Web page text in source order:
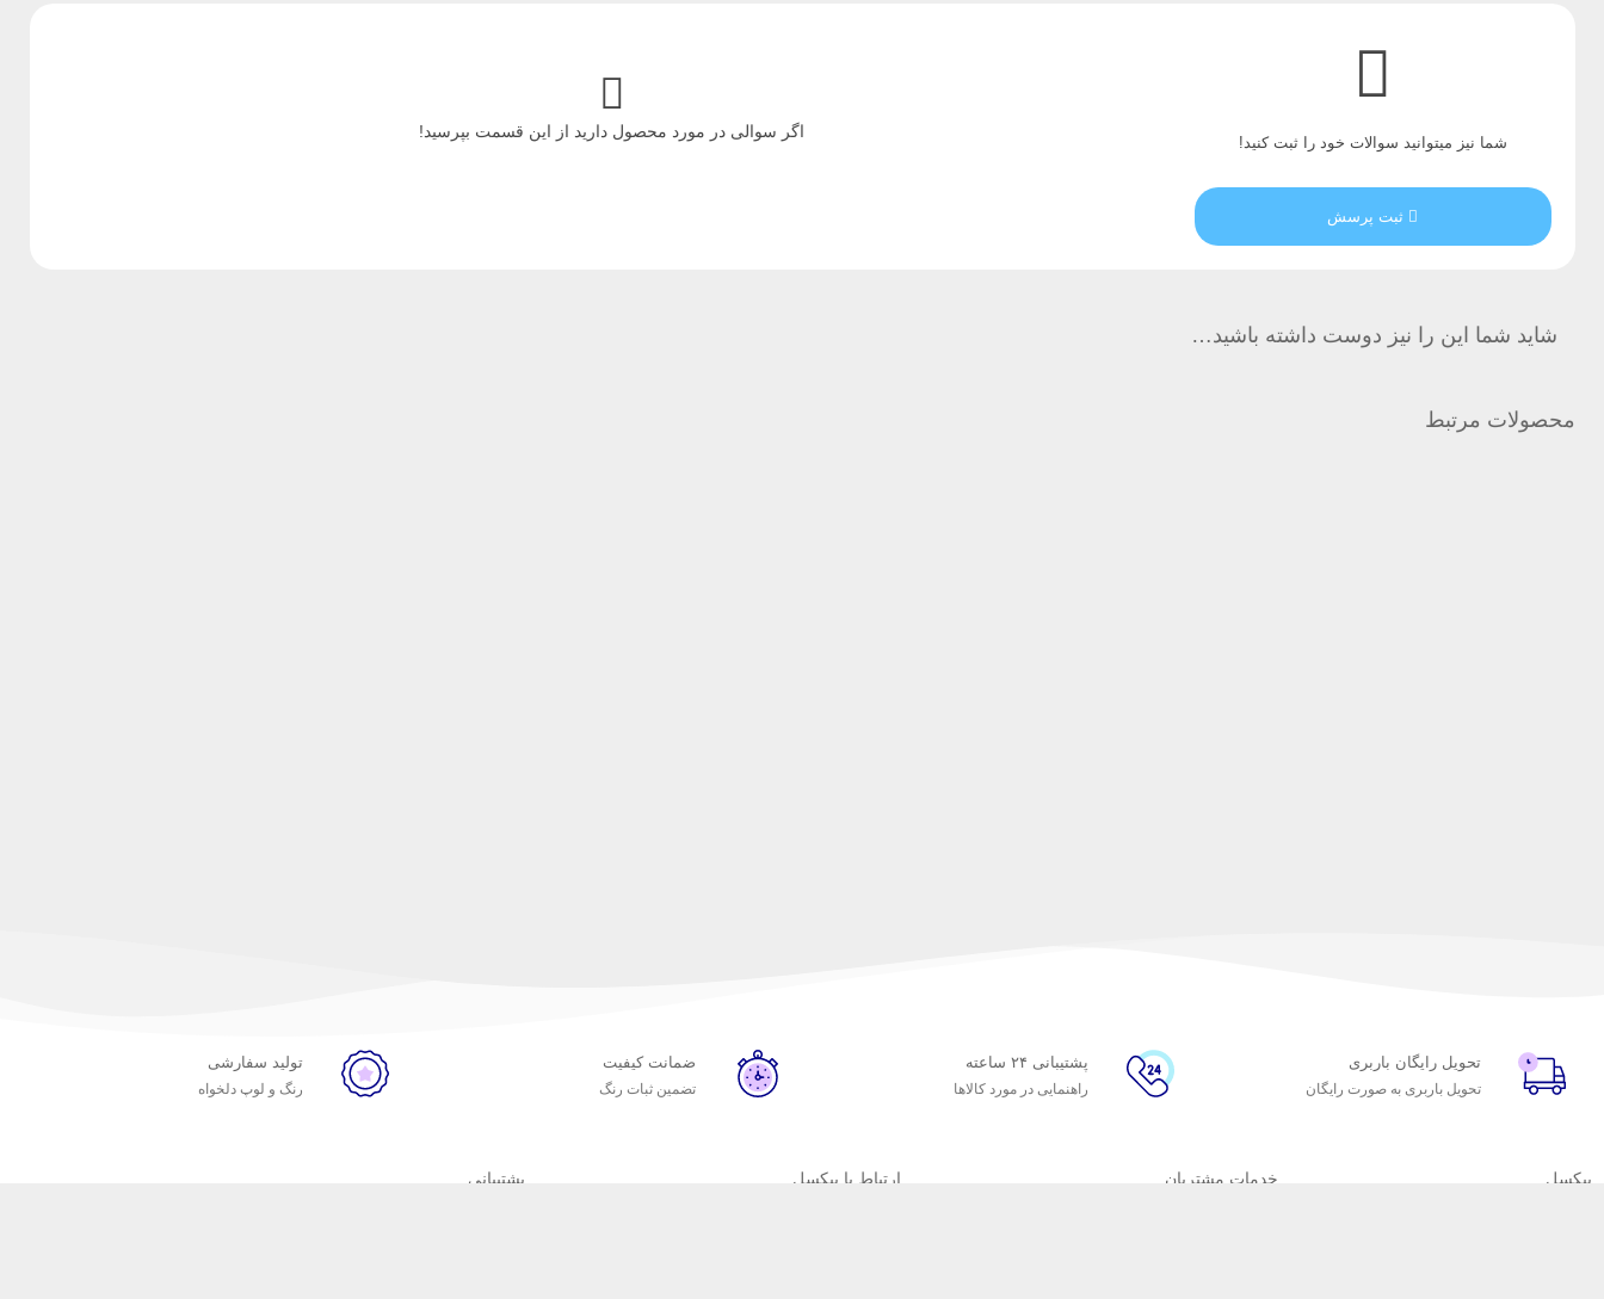
شما نیز میتوانید سوالات خود را ثبت کنید!
اگر سوالی در مورد محصول دارید از این قسمت بپرسید!
شاید شما این را نیز دوست داشته باشید…
محصولات مرتبط
تحویل رایگان باربری
تحویل باربری به صورت رایگان
پشتیبانی ۲۴ ساعته
راهنمایی در مورد کالاها
ضمانت کیفیت
تضمین ثبات رنگ
تولید سفارشی
رنگ و لوپ دلخواه
پیکسل
خدمات مشتریان
ارتباط با پیکسل
پشتیبانی